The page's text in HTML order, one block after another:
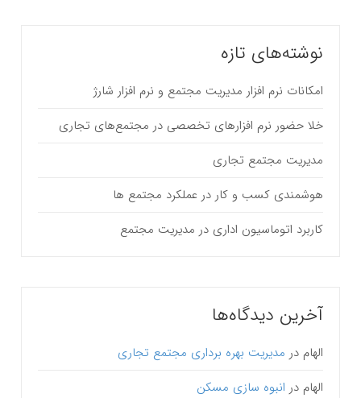
نوشته‌های تازه
امکانات نرم افزار مدیریت مجتمع و نرم افزار شارژ
خلا حضور نرم افزارهای تخصصی در مجتمع‌های تجاری
مدیریت مجتمع تجاری
هوشمندی کسب و کار در عملکرد مجتمع ها
کاربرد اتوماسیون اداری در مدیریت مجتمع
آخرین دیدگاه‌ها
الهام در مدیریت بهره برداری مجتمع تجاری
الهام در انبوه سازی مسکن